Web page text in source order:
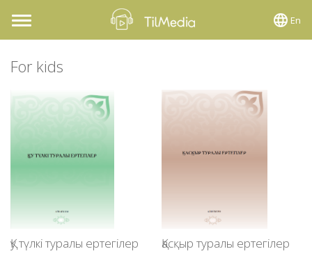
Toggle
navigation
En
For kids
Қу түлкі туралы ертегілер Қасқыр туралы ертегілер